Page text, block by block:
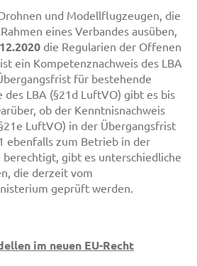
und Modellflugzeugen, die
eines Verbandes ausüben,
die Regularien der Offenen
ein Kompetenznachweis des LBA
für bestehende
des LBA (§21d LuftVO) gibt es bis
ob der Kenntnisnachweis
LuftVO) in der Übergangsfrist
ebenfalls zum Betrieb in der
gibt es unterschiedliche
die derzeit vom
geprüft werden.
im neuen EU-Recht